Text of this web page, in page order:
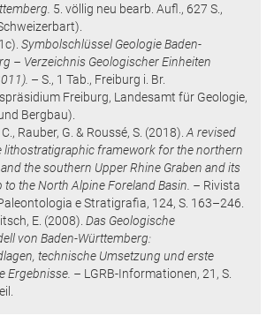
5. völlig neu bearb. Aufl., 627 S.,
.
c). Symbolschlüssel Geologie Baden-
– Verzeichnis Geologischer Einheiten
– S., 1 Tab., Freiburg i. Br.
Freiburg, Landesamt für Geologie,
Bergbau).
Rauber, G. & Roussé, S. (2018).A revised
lithostratigraphic framework for the northern
the southern Upper Rhine Graben and its
to the North Alpine Foreland Basin. – Rivista
e Stratigrafia, 124, S. 163–246.
E. (2008). Das Geologische
von Baden-Württemberg:
technische Umsetzung und erste
Ergebnisse. – LGRB-Informationen, 21 , S.
.